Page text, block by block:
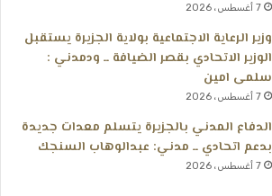
7 أغسطس، 2026
وزير الرعاية الاجتماعية بولاية الجزيرة يستقبل
الوزير الاتحادي بقصر الضيافة ــ ودمدني :
سلمى امين
7 أغسطس، 2026
الدفاع المدني بالجزيرة يتسلم معدات جديدة
بدعم اتحادي ــ مدني: عبدالوهاب السنجك
7 أغسطس، 2026